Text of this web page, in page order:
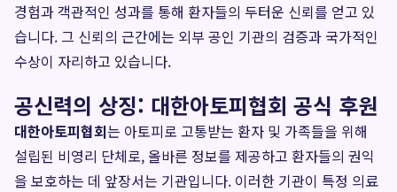
경험과 객관적인 성과를 통해 환자들의 두터운 신뢰를 얻고 있
습니다. 그 신뢰의 근간에는 외부 공인 기관의 검증과 국가적인
수상이 자리하고 있습니다.
공신력의 상징: 대한아토피협회 공식 후원
대한아토피협회는 아토피로 고통받는 환자 및 가족들을 위해
설립된 비영리 단체로, 올바른 정보를 제공하고 환자들의 권익
을 보호하는 데 앞장서는 기관입니다. 이러한 기관이 특정 의료